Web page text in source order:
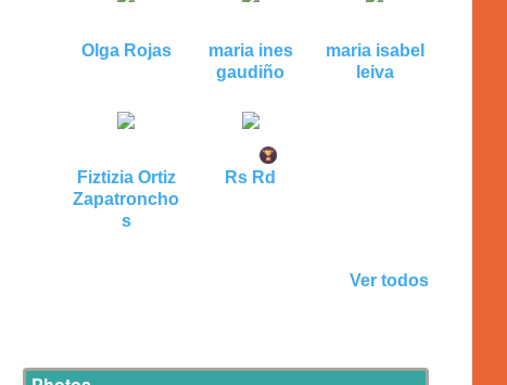
Olga Rojas
maria ines
gaudiño
maria isabel
leiva
Fiztizia Ortiz
Zapatroncho
s
Rs Rd
Ver todos